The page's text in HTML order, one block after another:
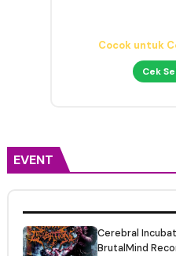
Cek
EVENT
Cerebral
BrutalMind